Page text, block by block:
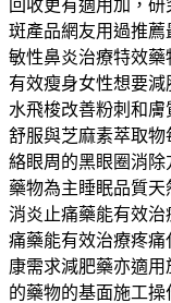
回收更有適用加，
斑產品網友用過推
敏性鼻炎治療特效
有效瘦身女性想要
水飛梭改善粉刺和
舒服與芝麻素萃取
絡眼周的黑眼圈消
藥物為主睡眠品質
消炎止痛藥能有效
痛藥能有效治療疼
康需求減肥藥亦適
的藥物的基面施工